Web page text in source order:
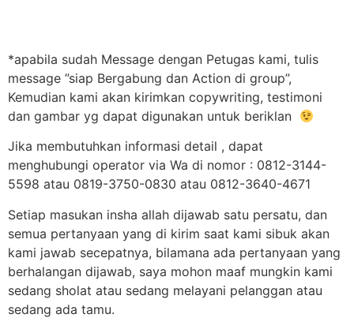
*apabila sudah Message dengan Petugas kami, tulis
message ”siap Bergabung dan Action di group”,
Kemudian kami akan kirimkan copywriting, testimoni
dan gambar yg dapat digunakan untuk beriklan
Jika membutuhkan informasi detail , dapat
menghubungi operator via Wa di nomor : 0812-3144-
5598 atau 0819-3750-0830 atau 0812-3640-4671
Setiap masukan insha allah dijawab satu persatu, dan
semua pertanyaan yang di kirim saat kami sibuk akan
kami jawab secepatnya, bilamana ada pertanyaan yang
berhalangan dijawab, saya mohon maaf mungkin kami
sedang sholat atau sedang melayani pelanggan atau
sedang ada tamu.